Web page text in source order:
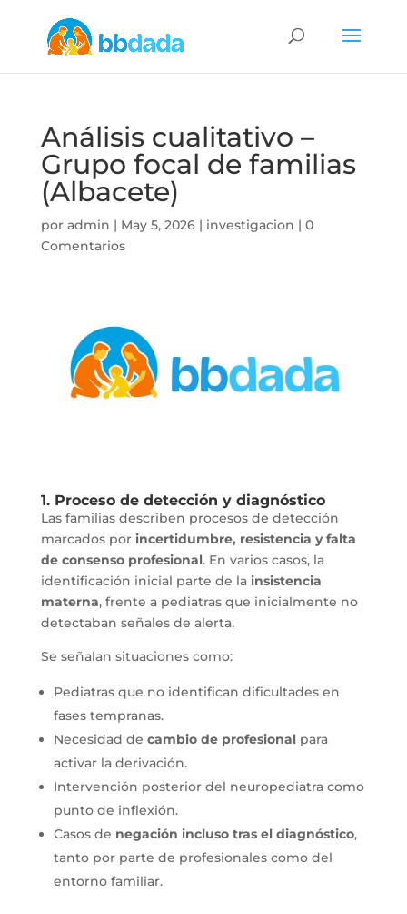
Análisis cualitativo –
Grupo focal de familias
(Albacete)
por admin | May 5, 2026| investigacion | 0
Comentarios
1. Proceso de detección y diagnóstico
Las familias describen procesos de detección
marcados por incertidumbre, resistencia y falta
de consenso profesional. En varios casos, la
identificación inicial parte de la insistencia
materna, frente a pediatras que inicialmente no
detectaban señales de alerta.
Se señalan situaciones como:
Pediatras que no identifican dificultades en
fases tempranas.
Necesidad de cambio de profesionalpara
activar la derivación.
Intervención posterior del neuropediatra como
punto de inflexión.
Casos de negación incluso tras el diagnóstico,
tanto por parte de profesionales como del
entorno familiar.